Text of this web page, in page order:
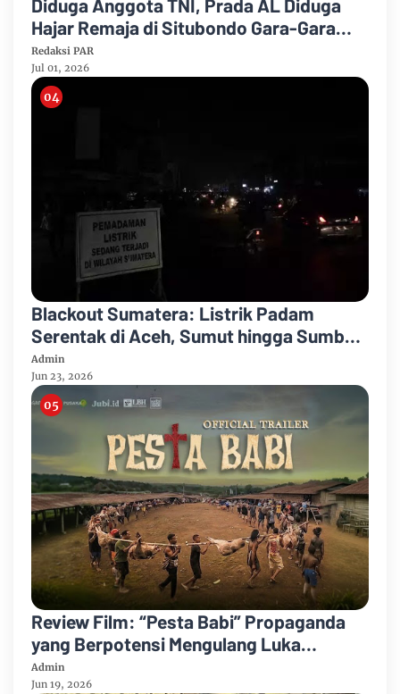
Diduga Anggota TNI, Prada AL Diduga
Hajar Remaja di Situbondo Gara-Gara
Rebutan Pacar
Redaksi PAR
Jul 01, 2026
Blackout Sumatera: Listrik Padam
Serentak di Aceh, Sumut hingga Sumbar
Ganggu Aktivitas Warga
Admin
Jun 23, 2026
Review Film: “Pesta Babi” Propaganda
yang Berpotensi Mengulang Luka
Kerusuhan Papua
Admin
Jun 19, 2026